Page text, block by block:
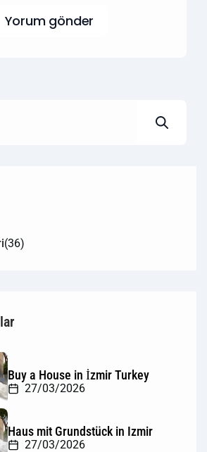
Yorum gönder
(36)
Buy a House in İzmir Turkey
27/03/2026
Haus mit Grundstück in Izmir
27/03/2026